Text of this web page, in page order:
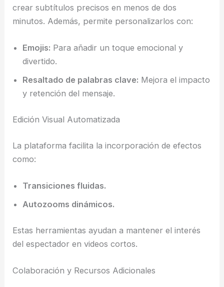
crear subtítulos precisos en menos de dos
minutos. Además, permite personalizarlos con:
Emojis: Para añadir un toque emocional y
divertido.
Resaltado de palabras clave: Mejora el impacto
y retención del mensaje.
Edición Visual Automatizada
La plataforma facilita la incorporación de efectos
como:
Transiciones fluidas.
Autozooms dinámicos.
Estas herramientas ayudan a mantener el interés
del espectador en videos cortos.
Colaboración y Recursos Adicionales